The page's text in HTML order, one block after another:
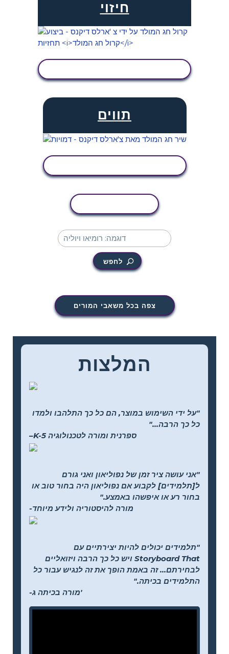
חיזוי
תווים
לחפש
צפה בכל משאבי המורים
המלצות
"על ידי השימוש במוצר, הם כל כך התלהבו ולמדו
כל כך הרבה..."
–K-5 ספרנית ומורה לטכנולוגיה
"אני עושה ציר זמן של נפוליאון ואני גורם
ל[תלמידים] לקבוע אם נפוליאון היה בחור טוב או
בחור רע או איפשהו באמצע."
-מורה להיסטוריה ולידע מיוחד
"תלמידים יכולים להיות יצירתיים עם
Storyboard That ויש כל כך הרבה ויזואליים
לבחירתם... זה באמת הופך את זה לנגיש עבור כל
התלמידים בכיתה."
-מורה בכיתה ג'